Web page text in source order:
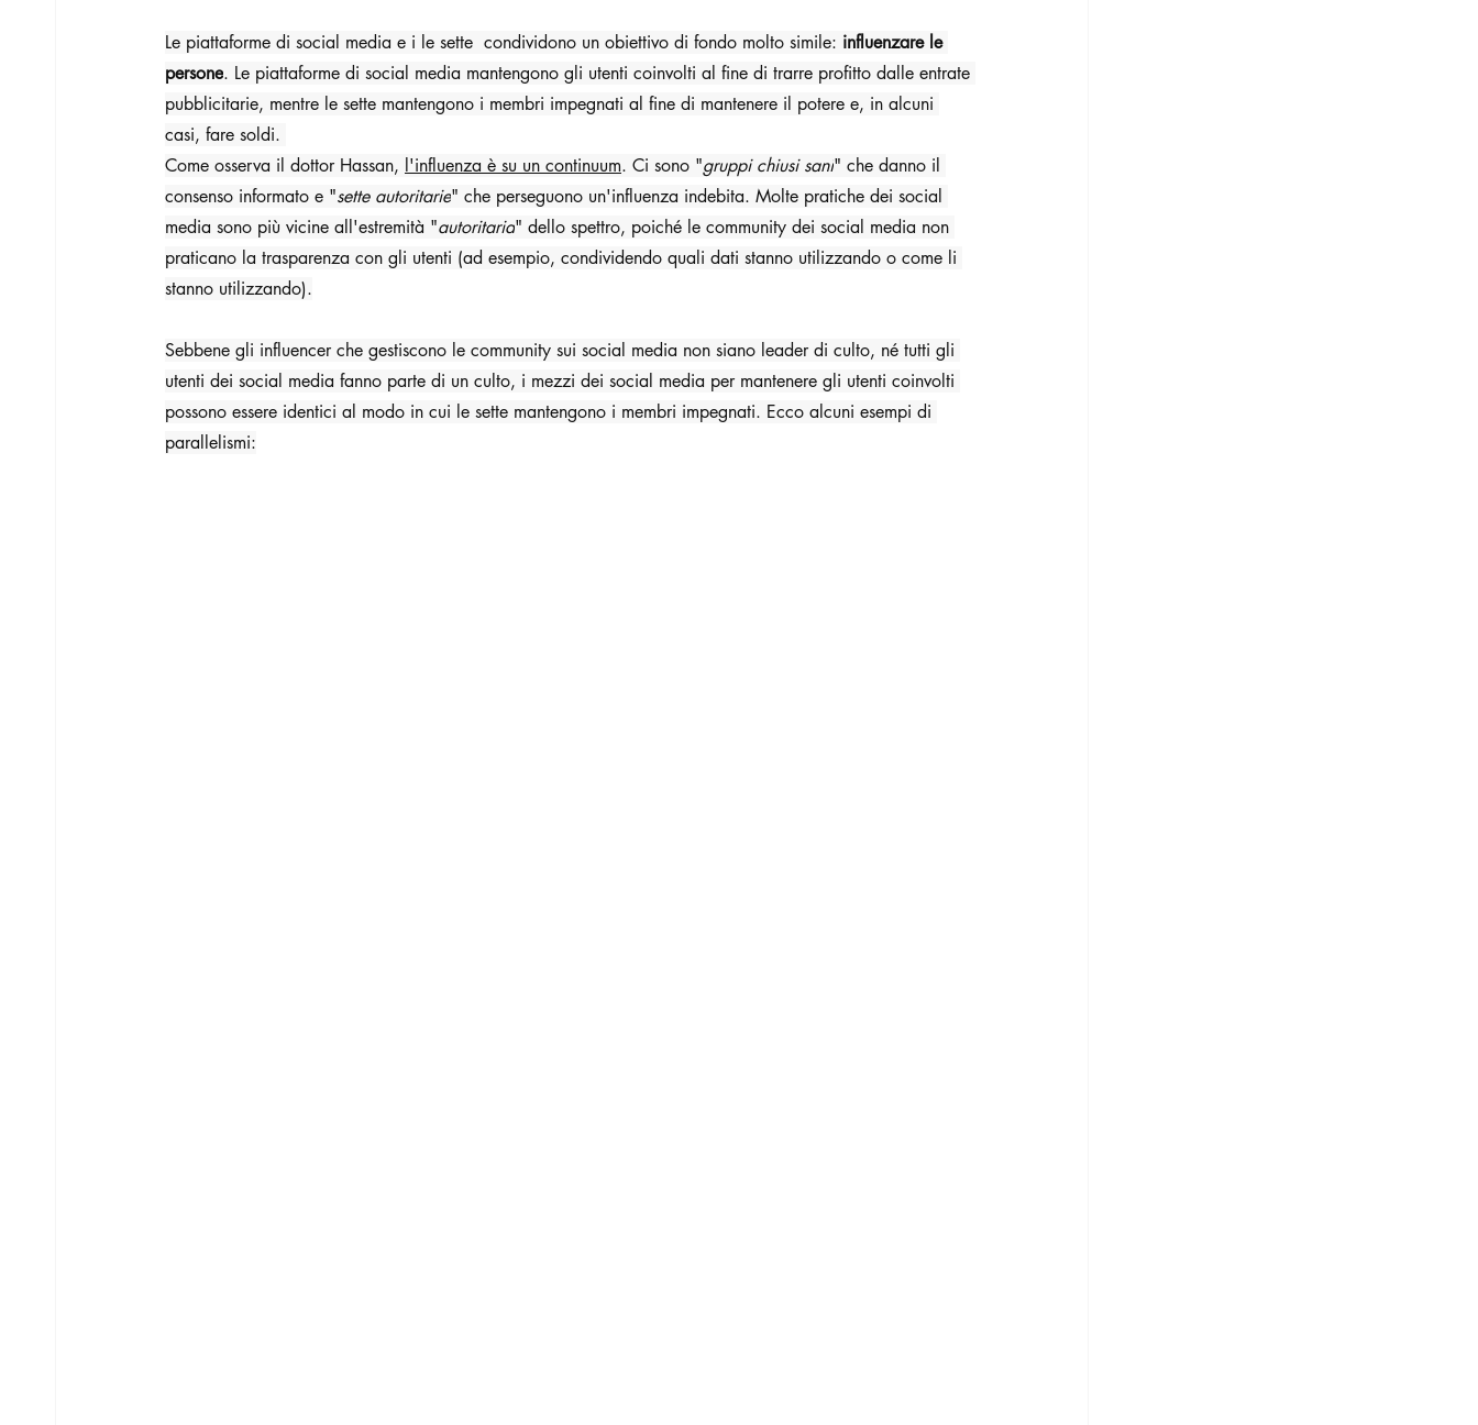
Le piattaforme di social media e i le sette  condividono un obiettivo di fondo molto simile: influenzare le
persone. Le piattaforme di social media mantengono gli utenti coinvolti al fine di trarre profitto dalle entrate
pubblicitarie, mentre le sette mantengono i membri impegnati al fine di mantenere il potere e, in alcuni
casi, fare soldi.
Come osserva il dottor Hassan, l'influenza è su un continuum. Ci sono "gruppi chiusi sani" che danno il
consenso informato e "sette autoritarie" che perseguono un'influenza indebita. Molte pratiche dei social
media sono più vicine all'estremità "autoritaria" dello spettro, poiché le community dei social media non
praticano la trasparenza con gli utenti (ad esempio, condividendo quali dati stanno utilizzando o come li
stanno utilizzando).
Sebbene gli influencer che gestiscono le community sui social media non siano leader di culto, né tutti gli
utenti dei social media fanno parte di un culto, i mezzi dei social media per mantenere gli utenti coinvolti
possono essere identici al modo in cui le sette mantengono i membri impegnati. Ecco alcuni esempi di
parallelismi: